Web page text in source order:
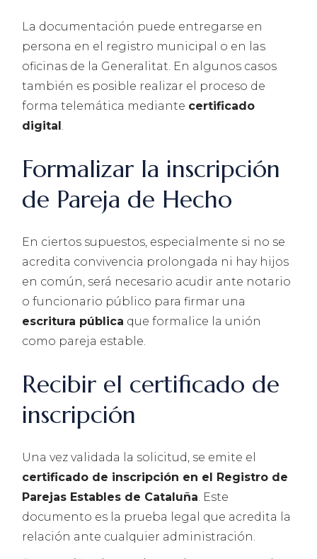
La documentación puede entregarse en
persona en el registro municipal o en las
oficinas de la Generalitat. En algunos casos
también es posible realizar el proceso de
forma telemática mediante certificado
digital.
Formalizar la inscripción
de Pareja de Hecho
En ciertos supuestos, especialmente si no se
acredita convivencia prolongada ni hay hijos
en común, será necesario acudir ante notario
o funcionario público para firmar una
escritura pública que formalice la unión
como pareja estable.
Recibir el certificado de
inscripción
Una vez validada la solicitud, se emite el
certificado de inscripción en el Registro de
Parejas Estables de Cataluña. Este
documento es la prueba legal que acredita la
relación ante cualquier administración.